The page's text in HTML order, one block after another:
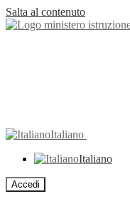
Salta al contenuto
Italiano
Italiano
Accedi